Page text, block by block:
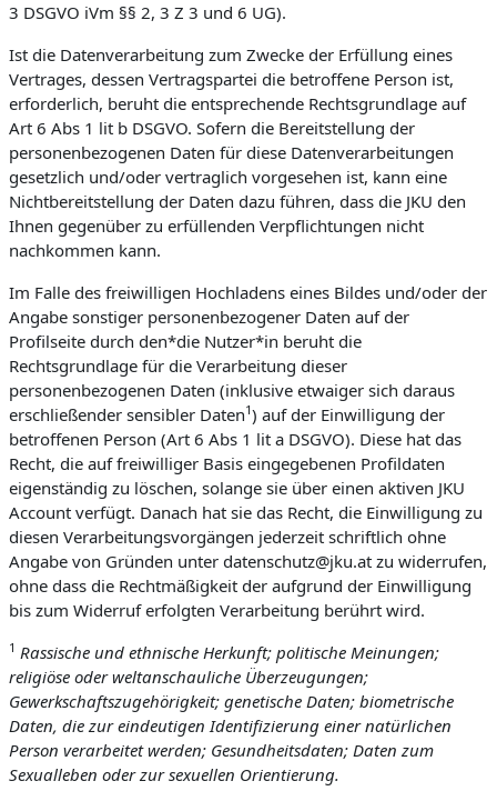
3 DSGVO iVm §§ 2, 3 Z 3 und 6 UG).
Ist die Datenverarbeitung zum Zwecke der Erfüllung eines
Vertrages, dessen Vertragspartei die betroffene Person ist,
erforderlich, beruht die entsprechende Rechtsgrundlage auf
Art 6 Abs 1 lit b DSGVO. Sofern die Bereitstellung der
personenbezogenen Daten für diese Datenverarbeitungen
gesetzlich und/oder vertraglich vorgesehen ist, kann eine
Nichtbereitstellung der Daten dazu führen, dass die JKU den
Ihnen gegenüber zu erfüllenden Verpflichtungen nicht
nachkommen kann.
Im Falle des freiwilligen Hochladens eines Bildes und/oder der
Angabe sonstiger personenbezogener Daten auf der
Profilseite durch den*die Nutzer*in beruht die
Rechtsgrundlage für die Verarbeitung dieser
personenbezogenen Daten (inklusive etwaiger sich daraus
erschließender sensibler Daten1) auf der Einwilligung der
betroffenen Person (Art 6 Abs 1 lit a DSGVO). Diese hat das
Recht, die auf freiwilliger Basis eingegebenen Profildaten
eigenständig zu löschen, solange sie über einen aktiven JKU
Account verfügt. Danach hat sie das Recht, die Einwilligung zu
diesen Verarbeitungsvorgängen jederzeit schriftlich ohne
Angabe von Gründen unter datenschutz@jku.at zu widerrufen,
ohne dass die Rechtmäßigkeit der aufgrund der Einwilligung
bis zum Widerruf erfolgten Verarbeitung berührt wird.
1 Rassische und ethnische Herkunft; politische Meinungen;
religiöse oder weltanschauliche Überzeugungen;
Gewerkschaftszugehörigkeit; genetische Daten; biometrische
Daten, die zur eindeutigen Identifizierung einer natürlichen
Person verarbeitet werden; Gesundheitsdaten; Daten zum
Sexualleben oder zur sexuellen Orientierung.